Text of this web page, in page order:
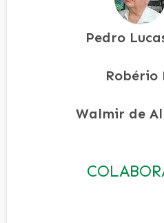
Pedro
Robério
Walmir de